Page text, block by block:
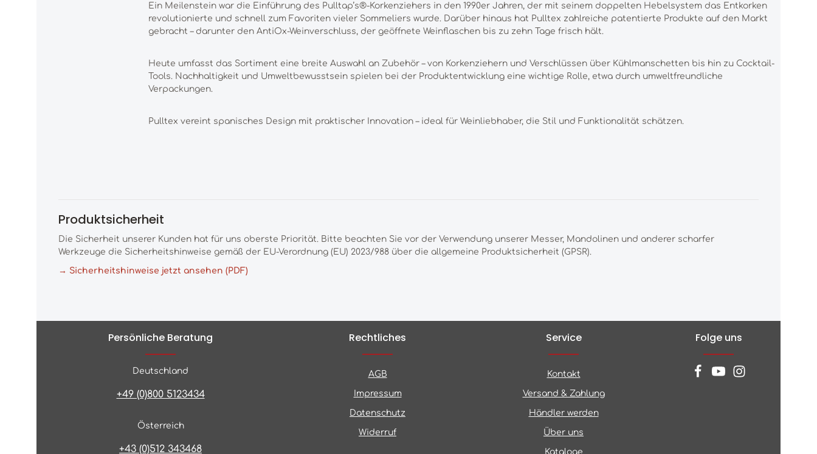
Ein Meilenstein war die Einführung des Pulltap’s®-Korkenziehers in den 1990er Jahren, der mit seinem doppelten Hebelsystem das Entkorken
revolutionierte und schnell zum Favoriten vieler Sommeliers wurde. Darüber hinaus hat Pulltex zahlreiche patentierte Produkte auf den Markt
gebracht – darunter den AntiOx-Weinverschluss, der geöffnete Weinflaschen bis zu zehn Tage frisch hält.
Heute umfasst das Sortiment eine breite Auswahl an Zubehör – von Korkenziehern und Verschlüssen über Kühlmanschetten bis hin zu Cocktail-
Tools. Nachhaltigkeit und Umweltbewusstsein spielen bei der Produktentwicklung eine wichtige Rolle, etwa durch umweltfreundliche
Verpackungen.
Pulltex vereint spanisches Design mit praktischer Innovation – ideal für Weinliebhaber, die Stil und Funktionalität schätzen.
Produktsicherheit
Die Sicherheit unserer Kunden hat für uns oberste Priorität. Bitte beachten Sie vor der Verwendung unserer Messer, Mandolinen und anderer scharfer
Werkzeuge die Sicherheitshinweise gemäß der EU-Verordnung (EU) 2023/988 über die allgemeine Produktsicherheit (GPSR).
→ Sicherheitshinweise jetzt ansehen (PDF)
Persönliche Beratung
Deutschland
+49 (0)800 5123434
Österreich
+43 (0)512 343468
Rechtliches
AGB
Impressum
Datenschutz
Widerruf
Service
Kontakt
Versand & Zahlung
Händler werden
Über uns
Kataloge
Folge uns